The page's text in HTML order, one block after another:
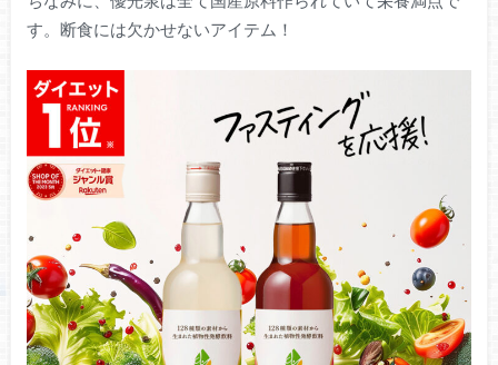
す。断食には欠かせないアイテム！